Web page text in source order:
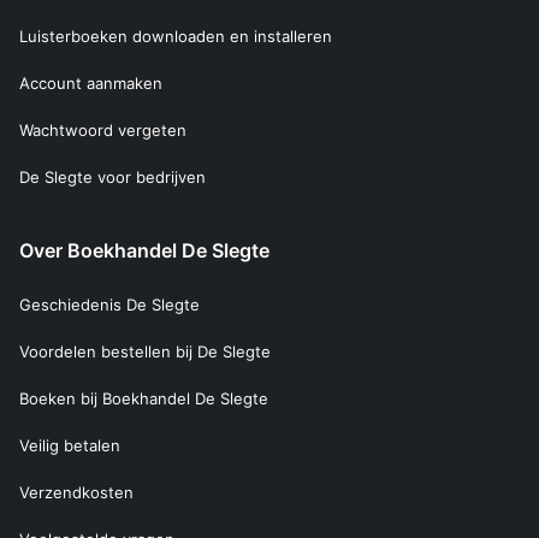
Luisterboeken downloaden en installeren
Account aanmaken
Wachtwoord vergeten
De Slegte voor bedrijven
Over Boekhandel De Slegte
Geschiedenis De Slegte
Voordelen bestellen bij De Slegte
Boeken bij Boekhandel De Slegte
Veilig betalen
Verzendkosten